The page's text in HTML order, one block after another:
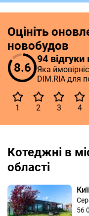
Оцініть
новобудов
8.6
94 відгуки
Яка
DIM.RIA для
1 2 3 4
Котеджні в
області
56